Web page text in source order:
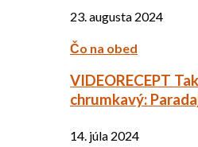
23. augusta 2024
Čo na obed
VIDEORECEPT
chrumkavý:
14. júla 2024